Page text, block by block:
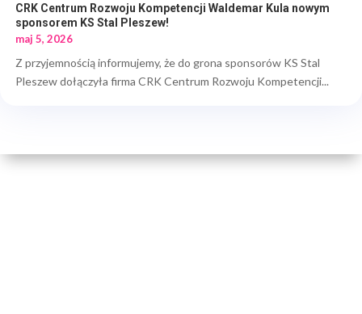
CRK Centrum Rozwoju Kompetencji Waldemar Kula nowym
sponsorem KS Stal Pleszew!
maj 5, 2026
Z przyjemnością informujemy, że do grona sponsorów KS Stal
Pleszew dołączyła firma CRK Centrum Rozwoju Kompetencji...